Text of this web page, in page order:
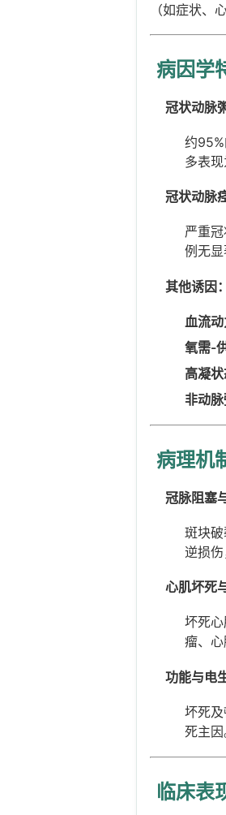
（如症状、
病因学
冠状动脉
约
多表
冠状动脉
严重
例无显
其他诱因：
血流
氧需-
高凝
非动
病理机
冠脉阻塞
斑块
逆损
心肌坏死
坏死
瘤、心
功能与电
坏死
死主因
临床表